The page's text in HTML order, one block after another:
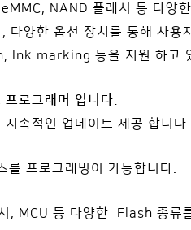
NAND 플래시 등 다양한
한 옵션 장치를 통해 사용자
marking 등을 지원 하고
로그래머 입니다.
적인 업데이트 제공 합니다.
프로그래밍이 가능합니다.
, MCU 등 다양한 Flash 종류